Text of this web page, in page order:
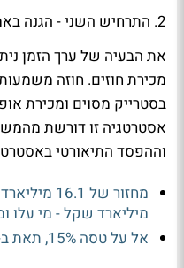
2. התרחיש השני - הגנה באמצעות מכירת חוזים
את הבעיה של ערך הזמן
מכירת חוזים. חוזה
בסטרייק מסוים ומכירת
אסטרטגיה זו דורשת
וההפסד התיאורטי
מיליארד שקל - מי עלו
אל על טסה 15%, תאת ב-12%; נעילה שלילית בת"א